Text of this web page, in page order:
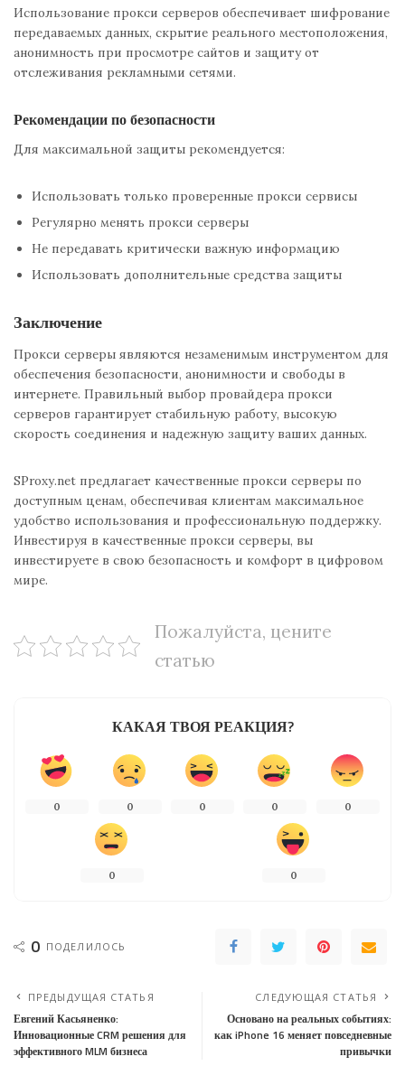
Использование прокси серверов обеспечивает шифрование
передаваемых данных, скрытие реального местоположения,
анонимность при просмотре сайтов и защиту от
отслеживания рекламными сетями.
Рекомендации по безопасности
Для максимальной защиты рекомендуется:
Использовать только проверенные прокси сервисы
Регулярно менять прокси серверы
Не передавать критически важную информацию
Использовать дополнительные средства защиты
Заключение
Прокси серверы являются незаменимым инструментом для
обеспечения безопасности, анонимности и свободы в
интернете. Правильный выбор провайдера прокси
серверов гарантирует стабильную работу, высокую
скорость соединения и надежную защиту ваших данных.
SProxy.net предлагает качественные прокси серверы по
доступным ценам, обеспечивая клиентам максимальное
удобство использования и профессиональную поддержку.
Инвестируя в качественные прокси серверы, вы
инвестируете в свою безопасность и комфорт в цифровом
мире.
Пожалуйста, цените
статью
КАКАЯ ТВОЯ РЕАКЦИЯ?
0 0 0 0 0
0 0
0 ПОДЕЛИЛОСЬ
ПРЕДЫДУЩАЯ СТАТЬЯ
Евгений Касьяненко:
Инновационные CRM решения для
эффективного MLM бизнеса
СЛЕДУЮЩАЯ СТАТЬЯ
Основано на реальных событиях:
как iPhone 16 меняет повседневные
привычки